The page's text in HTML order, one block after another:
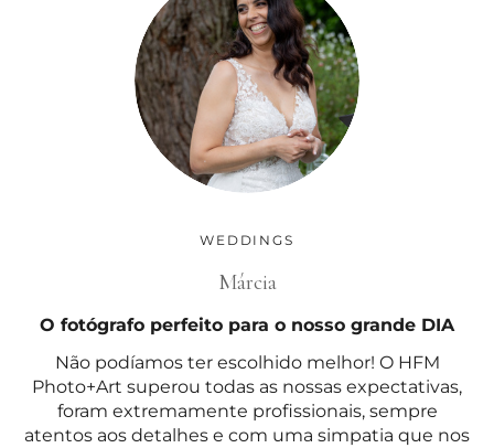
WEDDINGS
Márcia
O fotógrafo perfeito para o nosso grande DIA
Não podíamos ter escolhido melhor! O HFM
Photo+Art superou todas as nossas expectativas,
foram extremamente profissionais, sempre
atentos aos detalhes e com uma simpatia que nos